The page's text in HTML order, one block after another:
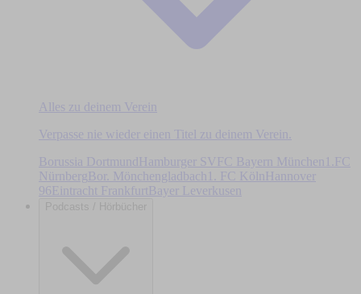
Alles zu deinem Verein
Verpasse nie wieder einen Titel zu deinem Verein.
Borussia DortmundHamburger SV FC Bayern München
1.FC
Nürnberg Bor. Mönchengladbach 1. FC Köln
Hannover
96Eintracht Frankfurt Bayer Leverkusen
Podcasts / Hörbücher